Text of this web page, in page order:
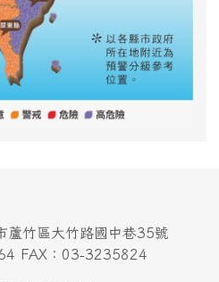
竹區大竹路國中巷35號
FAX：03-3235824